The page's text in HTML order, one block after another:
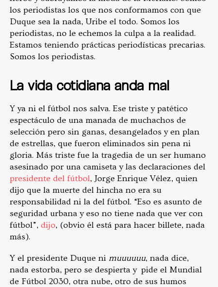
los periodistas los que nos conformamos con que
Duque sea la nada, Uribe el todo. Somos los
periodistas, no le echemos la culpa a la realidad.
Estamos teniendo prácticas periodísticas precarias.
Somos los periodistas.
La vida cotidiana anda mal
Y ya ni el fútbol nos salva. Ese triste y patético
espectáculo de una manada de muchachos de
selección pero sin ganas, desangelados y en plan
de estrellas, que fueron eliminados sin pena ni
gloria. Más triste fue la tragedia de un ser humano
asesinado por una camiseta y las declaraciones del
presidente del fútbol, Jorge Enrique Vélez, quien
dijo que la muerte del hincha no era su
responsabilidad ni la del fútbol. “Eso es asunto de
seguridad urbana y eso no tiene nada que ver con
fútbol”, dijo, (obvio él está para hacer billete, nada
más).
Y el presidente Duque ni muuuuuu, nada dice,
nada estorba, pero se despierta y pide el Mundial
de Fútbol 2030, otra nube, otro de sus humos